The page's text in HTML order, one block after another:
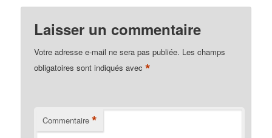
Laisser un commentaire
Votre adresse e-mail ne sera pas publiée. Les champs
obligatoires sont indiqués avec*
Commentaire *